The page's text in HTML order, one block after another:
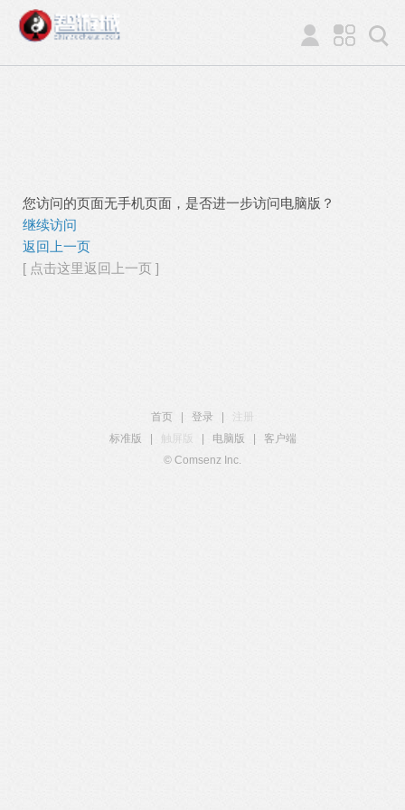
您访问的页面无手机页面，是否进一步访问电脑版？
继续访问
返回上一页
[ 点击这里返回上一页 ]
首页 登录
注册
标准版
触屏版 电脑版
客户端
© Comsenz Inc.